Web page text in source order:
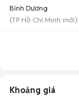
Bình Dương
(TP Hồ Chí Minh mới)
Khoảng giá